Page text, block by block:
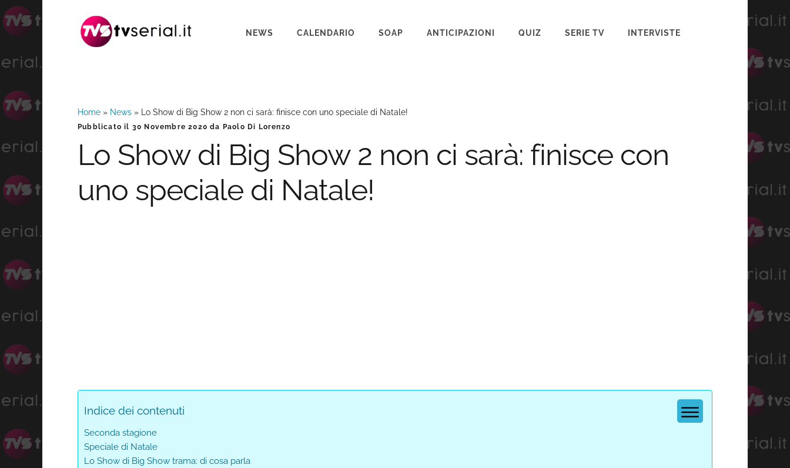
navigazione
contenuto
NEWS CALENDARIO SOAP
LA PROMESSA
TEMPESTA D’AMORE
ANTICIPAZIONI QUIZ SERIE TV INTERVISTE
Home » News » Lo Show di Big Show 2 non ci sarà: finisce con uno speciale di Natale!
Pubblicato il 30 Novembre 2020 da Paolo Di Lorenzo
Lo Show di Big Show 2 non ci sarà: finisce con
uno speciale di Natale!
Indice dei contenuti
Seconda stagione
Speciale di Natale
Lo Show di Big Show trama: di cosa parla
Barra
laterale
primaria